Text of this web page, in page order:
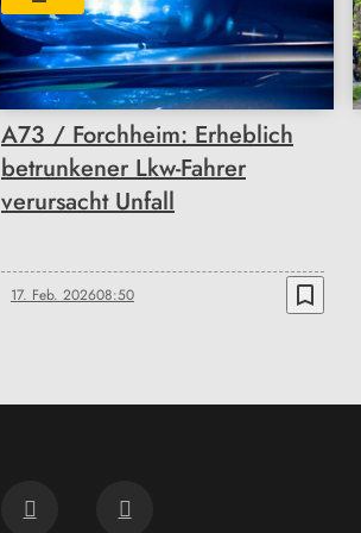
A73 / Forchheim: Erheblich
betrunkener Lkw-Fahrer
verursacht Unfall
17. Feb. 202608:50 bookmark_border